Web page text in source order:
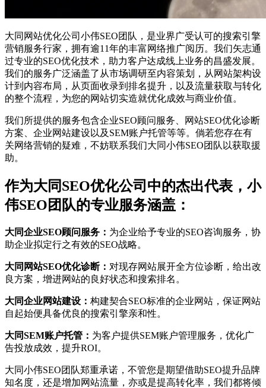
大同网站优化公司小伟SEO团队，是业界广受认可的搜索引擎
营销服务行家，拥有逾11年的丰富网络推广阅历。我们矢志通
过专业的SEO优化技术，助力客户达成线上业务的昌盛发展。
我们的服务广泛涵盖了从市场调研至内容策划，从网站架构设
计到内容布局，从页面收录到排名提升，以及流量获取与转化
的整个流程，为您的网站切实造就优化成效与商业价值。
我们所提供的服务包含企业SEO顾问服务、网站SEO优化诊断
方案、企业网站建设以及SEM账户托管等等。倘若您存在有
关网络营销的疑难，不妨联系我们大同小伟SEO团队以获取援
助。
作为大同SEO优化公司中的杰出代表，小
伟SEO团队的专业服务涵盖：
大同企业SEO顾问服务： 为企业给予专业的SEO咨询服务，协
助企业拟定行之有效的SEO战略。
大同网站SEO优化诊断： 对现存网站展开全方位诊断，给出改
良方案，增进网站的良好状态和搜索排名。
大同企业网站建设： 构建契合SEO标准的企业网站，保证网站
自起始便具备优良的搜索引擎亲和性。
大同SEM账户托管： 为客户提供SEM账户管理服务，优化广
告投放成效，提升ROI。
大同小伟SEO团队郑重承诺，不管您是期望借助SEO提升品牌
知名度，还是增加网站流量，亦或是提高转化率，我们都将倾